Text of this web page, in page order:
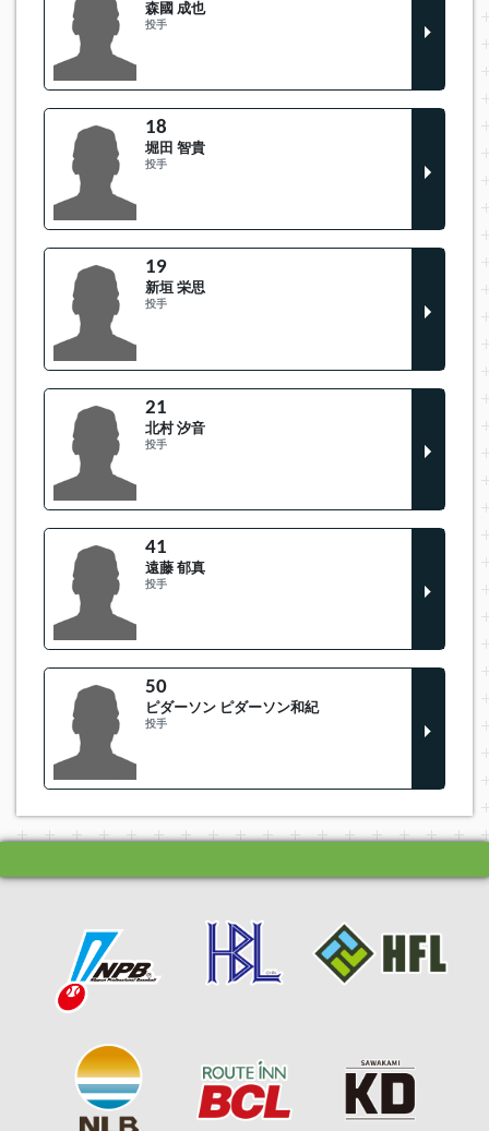
森國 成也
投手
18
堀田 智貴
投手
19
新垣 栄思
投手
21
北村 汐音
投手
41
遠藤 郁真
投手
50
ピダーソン ピダーソン和紀
投手